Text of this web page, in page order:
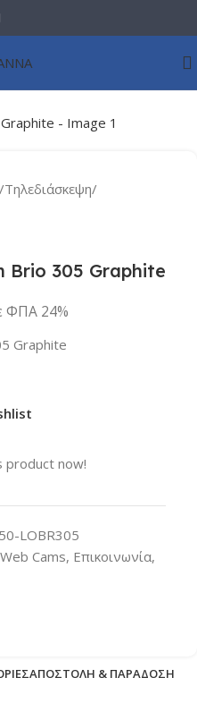
Τηλεδιάσκεψη
Brio 305 Graphite
ΦΠΑ 24%
Graphite
product now!
LOBR305
Cams, Επικοινωνία,
ΑΠΟΣΤΟΛΉ & ΠΑΡΆΔΟΣΗ